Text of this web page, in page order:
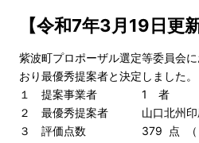
【令和7年3月19日更新
紫波町プロポーザル選定等委員会
おり最優秀提案者と決定しました。
１ 提案事業者 1 者
２ 最優秀提案者 山口北州印
３ 評価点数 379 点 （